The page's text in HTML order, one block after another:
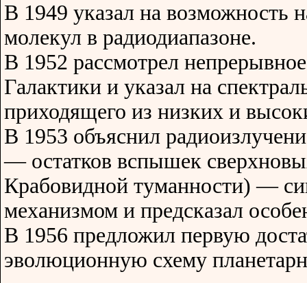
В 1949 указал на возможность
молекул в радиодиапазоне.
В 1952 рассмотрел
Галактики и указал на
приходящего из низких и
В 1953 объяснил
— остатков вспышек
Крабовидной туманности) —
механизмом и предсказал
В 1956 предложил первую
эволюционную схему